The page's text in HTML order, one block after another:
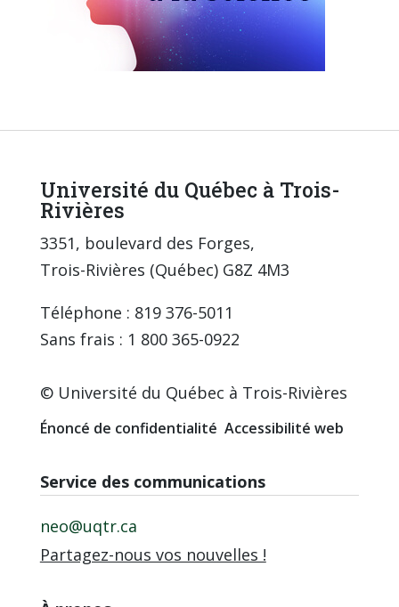
Université du Québec à Trois-
Rivières
3351, boulevard des Forges,
Trois-Rivières (Québec) G8Z 4M3
Téléphone : 819 376-5011
Sans frais : 1 800 365-0922
© Université du Québec à Trois-Rivières
Énoncé de confidentialité Accessibilité web
Service des communications
neo@uqtr.ca
Partagez-nous vos nouvelles !